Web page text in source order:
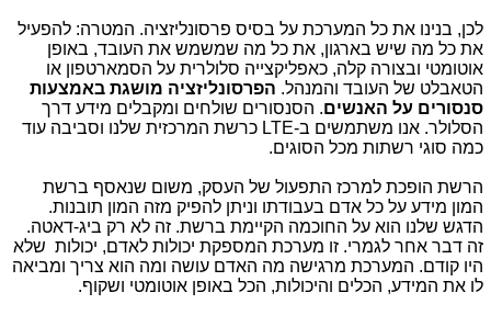
לכן, בנינו את כל המערכת על בסיס פרסונליזציה. המטרה: להפעיל
את כל מה שיש בארגון, את כל מה שמשמש את העובד, באופן
אוטומטי ובצורה קלה, כאפליקצייה סלולרית על הסמארטפון או
הטאבלט של העובד והמנהל. הפרסונליזציה מושגת באמצעות
סנסורים על האנשים. הסנסורים שולחים ומקבלים מידע דרך
הסלולר. אנו משתמשים ב-LTE כרשת המרכזית שלנו וסביבה עוד
כמה סוגי רשתות מכל הסוגים.
הרשת הופכת למרכז התפעול של העסק, משום שנאסף ברשת
המון מידע על כל אדם בעבודתו וניתן להפיק מזה המון תובנות.
הדגש שלנו הוא על החוכמה הקיימת ברשת. זה לא רק ביג-דאטה.
זה דבר אחר לגמרי. זו מערכת המספקת יכולות לאדם, יכולות שלא
היו קודם. המערכת מרגישה מה האדם עושה ומה הוא צריך ומביאה
לו את המידע, הכלים והיכולות, הכל באופן אוטומטי ושקוף.